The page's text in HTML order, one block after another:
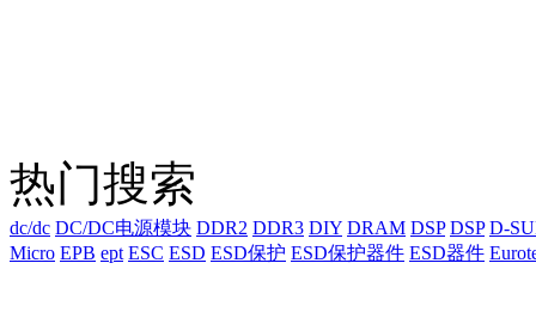
热门搜索
dc/dc DC/DC电源模块 DDR2 DDR3 DIY DRAM DSP DSP D-
Micro EPB ept ESC ESD ESD保护 ESD保护器件 ESD器件